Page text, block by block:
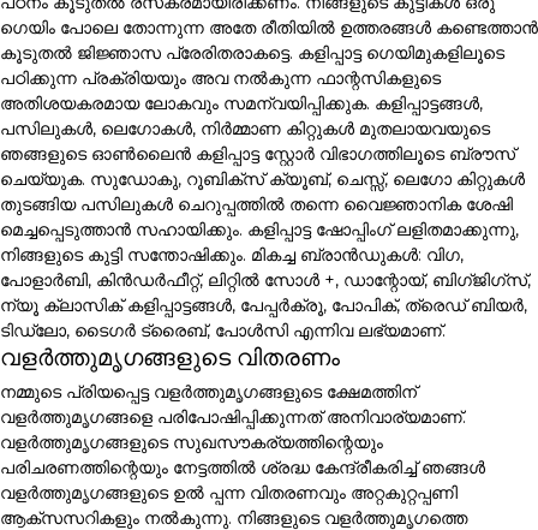
ഗെയിം പോലെ തോന്നുന്ന അതേ രീതിയിൽ ഉത്തരങ്ങൾ കണ്ടെത്താൻ
കൂടുതൽ ജിജ്ഞാസ പ്രേരിതരാകട്ടെ. കളിപ്പാട്ട ഗെയിമുകളിലൂടെ
പഠിക്കുന്ന പ്രക്രിയയും അവ നൽകുന്ന ഫാന്റസികളുടെ
അതിശയകരമായ ലോകവും സമന്വയിപ്പിക്കുക. കളിപ്പാട്ടങ്ങൾ,
പസിലുകൾ, ലെഗോകൾ, നിർമ്മാണ കിറ്റുകൾ മുതലായവയുടെ
ഞങ്ങളുടെ ഓൺലൈൻ കളിപ്പാട്ട സ്റ്റോർ വിഭാഗത്തിലൂടെ ബ്രൗസ്
ചെയ്യുക. സുഡോകു, റൂബിക്സ് ക്യൂബ്, ചെസ്സ്, ലെഗോ കിറ്റുകൾ
തുടങ്ങിയ പസിലുകൾ ചെറുപ്പത്തിൽ തന്നെ വൈജ്ഞാനിക ശേഷി
മെച്ചപ്പെടുത്താൻ സഹായിക്കും. കളിപ്പാട്ട ഷോപ്പിംഗ് ലളിതമാക്കുന്നു,
നിങ്ങളുടെ കുട്ടി സന്തോഷിക്കും. മികച്ച ബ്രാൻഡുകൾ: വിഗ,
പോളാർബി, കിൻഡർഫീറ്റ്, ലിറ്റിൽ സോൾ +, ഡാന്റോയ്, ബിഗ്ജിഗ്സ്,
ന്യൂ ക്ലാസിക് കളിപ്പാട്ടങ്ങൾ, പേപ്പർക്രൂ, പോപിക്, ത്രെഡ് ബിയർ,
ടിഡ്ലോ, ടൈഗർ ട്രൈബ്, പോൾസി എന്നിവ ലഭ്യമാണ്.
വളർത്തുമൃഗങ്ങളുടെ വിതരണം
നമ്മുടെ പ്രിയപ്പെട്ട വളർത്തുമൃഗങ്ങളുടെ ക്ഷേമത്തിന്
വളർത്തുമൃഗങ്ങളെ പരിപോഷിപ്പിക്കുന്നത് അനിവാര്യമാണ്.
വളർത്തുമൃഗങ്ങളുടെ സുഖസൗകര്യത്തിന്റെയും
പരിചരണത്തിന്റെയും നേട്ടത്തിൽ ശ്രദ്ധ കേന്ദ്രീകരിച്ച് ഞങ്ങൾ
വളർത്തുമൃഗങ്ങളുടെ ഉൽ പ്പന്ന വിതരണവും അറ്റകുറ്റപ്പണി
ആക്സസറികളും നൽകുന്നു. നിങ്ങളുടെ വളർത്തുമൃഗത്തെ